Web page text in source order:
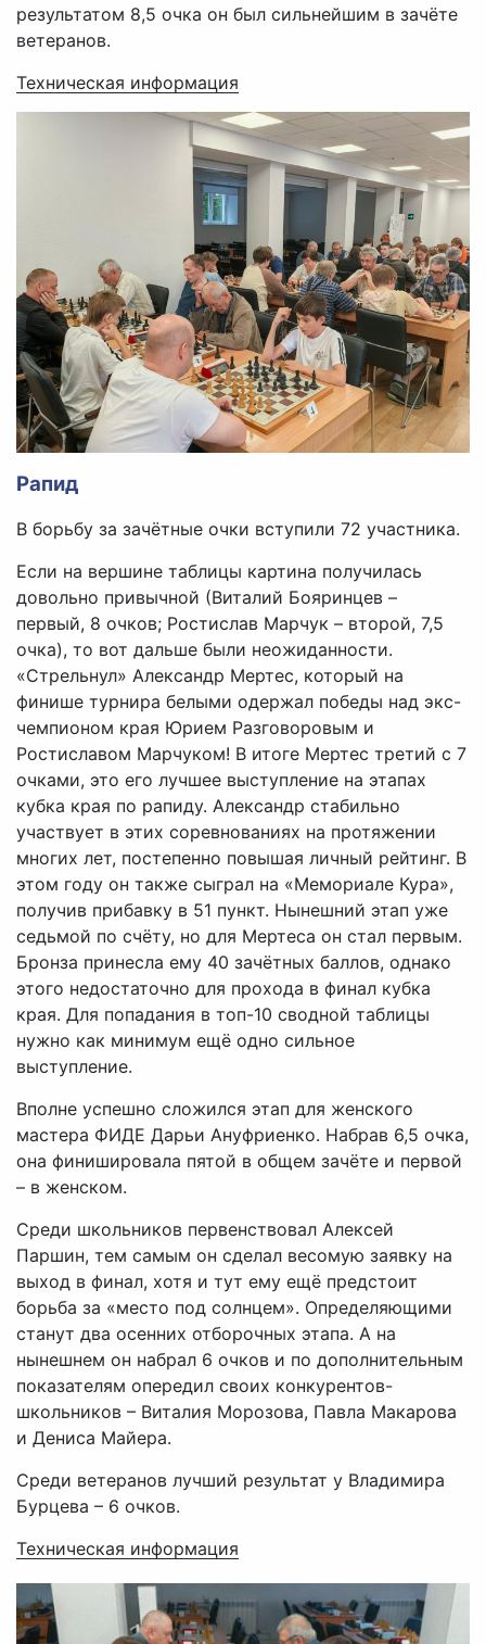
результатом 8,5 очка он был сильнейшим в зачёте
ветеранов.
Техническая информация
Рапид
В борьбу за зачётные очки вступили 72 участника.
Если на вершине таблицы картина получилась
довольно привычной (Виталий Бояринцев –
первый, 8 очков; Ростислав Марчук – второй, 7,5
очка), то вот дальше были неожиданности.
«Стрельнул» Александр Мертес, который на
финише турнира белыми одержал победы над экс-
чемпионом края Юрием Разговоровым и
Ростиславом Марчуком! В итоге Мертес третий с 7
очками, это его лучшее выступление на этапах
кубка края по рапиду. Александр стабильно
участвует в этих соревнованиях на протяжении
многих лет, постепенно повышая личный рейтинг. В
этом году он также сыграл на «Мемориале Кура»,
получив прибавку в 51 пункт. Нынешний этап уже
седьмой по счёту, но для Мертеса он стал первым.
Бронза принесла ему 40 зачётных баллов, однако
этого недостаточно для прохода в финал кубка
края. Для попадания в топ-10 сводной таблицы
нужно как минимум ещё одно сильное
выступление.
Вполне успешно сложился этап для женского
мастера ФИДЕ Дарьи Ануфриенко. Набрав 6,5 очка,
она финишировала пятой в общем зачёте и первой
– в женском.
Среди школьников первенствовал Алексей
Паршин, тем самым он сделал весомую заявку на
выход в финал, хотя и тут ему ещё предстоит
борьба за «место под солнцем». Определяющими
станут два осенних отборочных этапа. А на
нынешнем он набрал 6 очков и по дополнительным
показателям опередил своих конкурентов-
школьников – Виталия Морозова, Павла Макарова
и Дениса Майера.
Среди ветеранов лучший результат у Владимира
Бурцева – 6 очков.
Техническая информация